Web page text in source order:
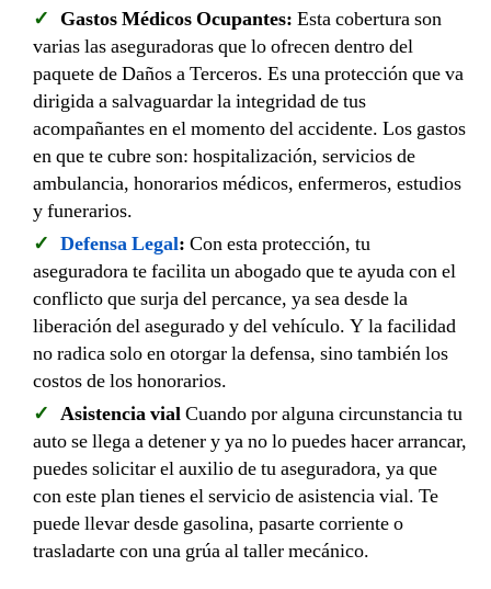
Gastos Médicos Ocupantes: Esta cobertura son
varias las aseguradoras que lo ofrecen dentro del
paquete de Daños a Terceros. Es una protección que va
dirigida a salvaguardar la integridad de tus
acompañantes en el momento del accidente. Los gastos
en que te cubre son: hospitalización, servicios de
ambulancia, honorarios médicos, enfermeros, estudios
y funerarios.
Defensa Legal: Con esta protección, tu
aseguradora te facilita un abogado que te ayuda con el
conflicto que surja del percance, ya sea desde la
liberación del asegurado y del vehículo. Y la facilidad
no radica solo en otorgar la defensa, sino también los
costos de los honorarios.
Asistencia vialCuando por alguna circunstancia tu
auto se llega a detener y ya no lo puedes hacer arrancar,
puedes solicitar el auxilio de tu aseguradora, ya que
con este plan tienes el servicio de asistencia vial. Te
puede llevar desde gasolina, pasarte corriente o
trasladarte con una grúa al taller mecánico.